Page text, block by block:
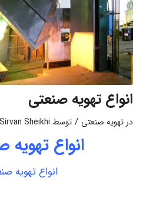
انواع تهویه صنعتی
در تهویه صنعتی / توسط Sirvan Sheikhi
انواع
انواع تهویه